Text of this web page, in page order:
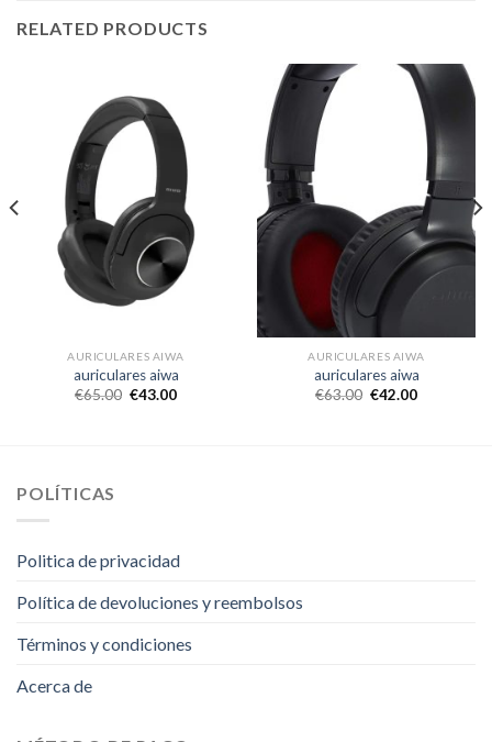
RELATED PRODUCTS
AURICULARES AIWA
auriculares aiwa
€65.00 €43.00
AURICULARES AIWA
auriculares aiwa
€63.00 €42.00
POLÍTICAS
Politica de privacidad
Política de devoluciones y reembolsos
Términos y condiciones
Acerca de